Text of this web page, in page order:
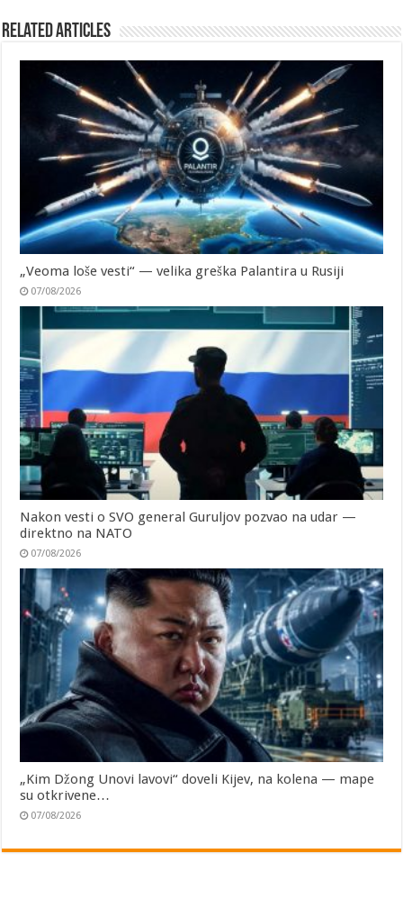
Related Articles
„Veoma loše vesti“ — velika greška Palantira u Rusiji
07/08/2026
Nakon vesti o SVO general Guruljov pozvao na udar —
direktno na NATO
07/08/2026
„Kim Džong Unovi lavovi“ doveli Kijev, na kolena — mape
su otkrivene…
07/08/2026